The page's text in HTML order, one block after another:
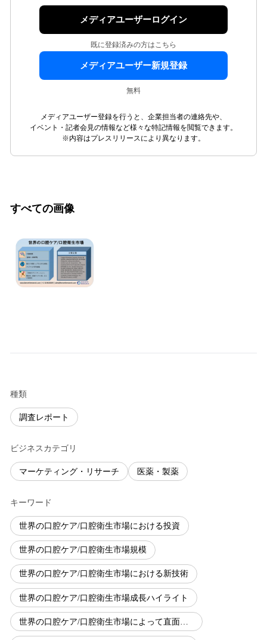
メディアユーザーログイン
既に登録済みの方はこちら
メディアユーザー新規登録
無料
メディアユーザー登録を行うと、企業担当者の連絡先や、
イベント・記者会見の情報など様々な特記情報を閲覧できます。
※内容はプレスリリースにより異なります。
すべての画像
種類
調査レポート
ビジネスカテゴリ
マーケティング・リサーチ 医薬・製薬
キーワード
世界の口腔ケア/口腔衛生市場における投資
世界の口腔ケア/口腔衛生市場規模
世界の口腔ケア/口腔衛生市場における新技術
世界の口腔ケア/口腔衛生市場成長ハイライト